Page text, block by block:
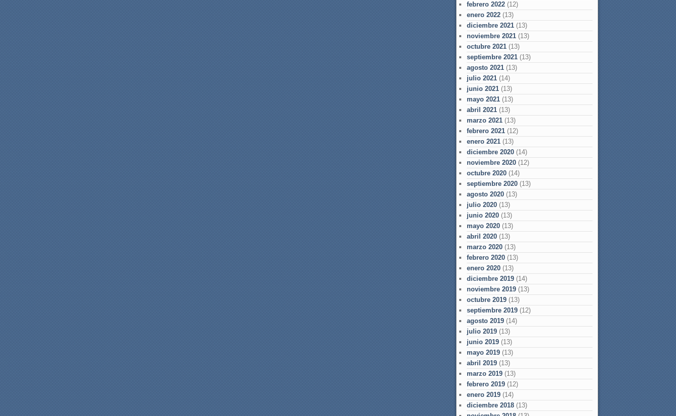
febrero 2022 (12)
enero 2022 (13)
diciembre 2021 (13)
noviembre 2021 (13)
octubre 2021 (13)
septiembre 2021 (13)
agosto 2021 (13)
julio 2021 (14)
junio 2021 (13)
mayo 2021 (13)
abril 2021 (13)
marzo 2021 (13)
febrero 2021 (12)
enero 2021 (13)
diciembre 2020 (14)
noviembre 2020 (12)
octubre 2020 (14)
septiembre 2020 (13)
agosto 2020 (13)
julio 2020 (13)
junio 2020 (13)
mayo 2020 (13)
abril 2020 (13)
marzo 2020 (13)
febrero 2020 (13)
enero 2020 (13)
diciembre 2019 (14)
noviembre 2019 (13)
octubre 2019 (13)
septiembre 2019 (12)
agosto 2019 (14)
julio 2019 (13)
junio 2019 (13)
mayo 2019 (13)
abril 2019 (13)
marzo 2019 (13)
febrero 2019 (12)
enero 2019 (14)
diciembre 2018 (13)